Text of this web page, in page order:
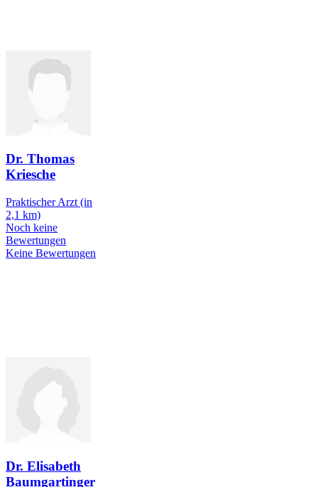
Dr. Thomas
Kriesche
Praktischer Arzt (in
2,1 km)
Noch keine
Bewertungen
Keine Bewertungen
Dr. Elisabeth
Baumgartinger